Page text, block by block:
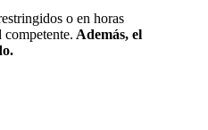
o en horas
Además, el